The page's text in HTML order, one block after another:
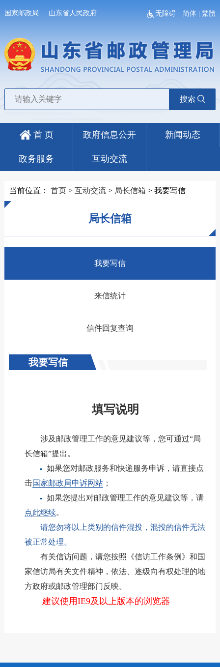
国家邮政局 山东省人民政府 无障碍 简体 |繁體
搜索
首 页 政府信息公开 新闻动态
政务服务 互动交流
当前位置： 首页> 互动交流> 局长信箱 > 我要写信
局长信箱
我要写信
来信统计
信件回复查询
我要写信
填写说明
涉及邮政管理工作的意见建议等，您可通过“局
长信箱”提出。
如果您对邮政服务和快递服务申诉，请直接点
击国家邮政局申诉网站；
如果您提出对邮政管理工作的意见建议等，请
点此继续。
请您勿将以上类别的信件混投，混投的信件无法
被正常处理。
有关信访问题，请您按照《信访工作条例》和国
家信访局有关文件精神，依法、逐级向有权处理的地
方政府或邮政管理部门反映。
建议使用IE9及以上版本的浏览器